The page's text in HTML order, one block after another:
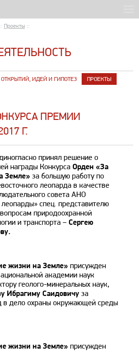
:: Проекты ::
ИДЕЙ И ГИПОТЕЗ
ПРОЕКТЫ
ПРЕМИИ
Г.
принял решение о
награды Конкурса Орден «За
Земле» за большую работу по
леопарда в качестве
совета АНО
спец. представителю
природоохранной
и транспорта – Сергею
жизни на Земле» присужден
академии наук
геолого-минеральных наук,
Ибрагиму Саидовичу за
дело охраны окружающей среды
жизни на Земле» присужден